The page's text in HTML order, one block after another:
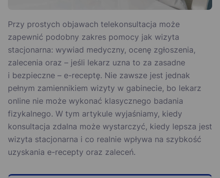
Przy prostych objawach telekonsultacja może
zapewnić podobny zakres pomocy jak wizyta
stacjonarna: wywiad medyczny, ocenę zgłoszenia,
zalecenia oraz – jeśli lekarz uzna to za zasadne
i bezpieczne – e-receptę. Nie zawsze jest jednak
pełnym zamiennikiem wizyty w gabinecie, bo lekarz
online nie może wykonać klasycznego badania
fizykalnego. W tym artykule wyjaśniamy, kiedy
konsultacja zdalna może wystarczyć, kiedy lepsza jest
wizyta stacjonarna i co realnie wpływa na szybkość
uzyskania e-recepty oraz zaleceń.